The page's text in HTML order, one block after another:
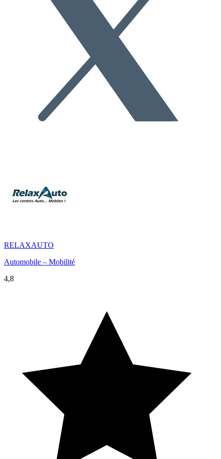
RELAXAUTO
Automobile – Mobilité
4,8